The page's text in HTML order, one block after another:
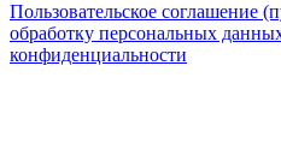
Пользовательское соглашение
обработку персональных
конфиденциальности